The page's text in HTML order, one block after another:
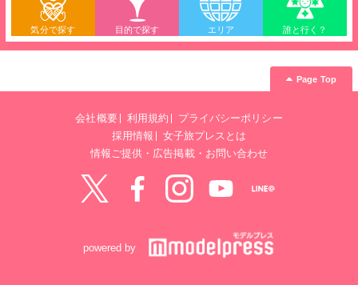
気分で探す 目的で探す エリア 誰と行く？
Page Top
会社概要 利用規約
プライバシーポリシー
採用情報
女子旅プレスとは
情報ご提供・広告掲載・お問い合わせ
powered by